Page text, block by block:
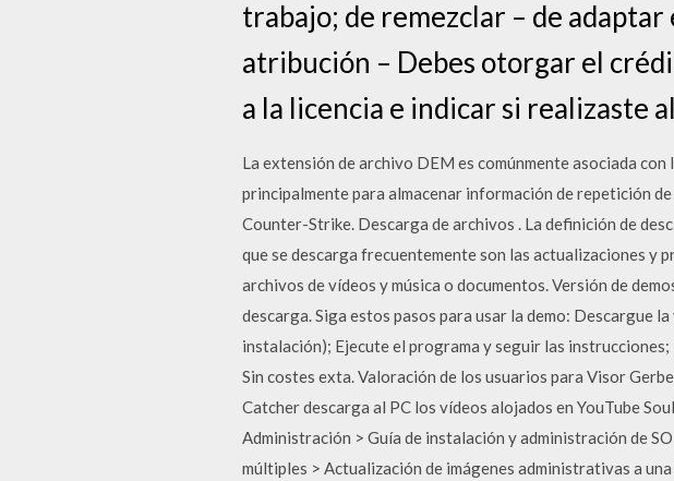
trabajo; de remezclar – de
atribución – Debes otorgar el
a la licencia e indicar si realizaste
La extensión de archivo DEM es comúnmente asociada
principalmente para almacenar información de repetición
Counter-Strike. Descarga de archivos . La definición de
que se descarga frecuentemente son las actualizaciones y
archivos de vídeos y música o documentos. Versión de
descarga. Siga estos pasos para usar la demo: Descargue
instalación); Ejecute el programa y seguir las
Sin costes exta. Valoración de los usuarios para Visor
Catcher descarga al PC los vídeos alojados en YouTube
Administración > Guía de instalación y administración de
múltiples > Actualización de imágenes administrativas a